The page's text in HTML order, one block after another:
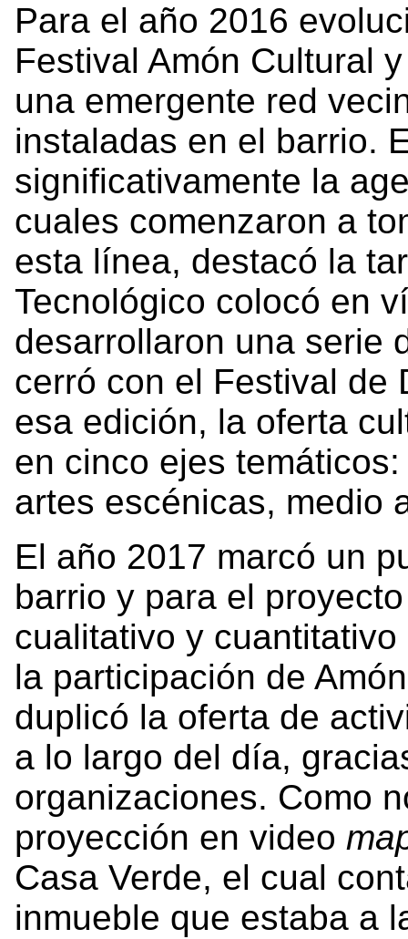
Para el año 2016
Festival Amón Cultural
una emergente red
instaladas en el barrio.
significativamente la
cuales comenzaron a
esta línea, destacó la
Tecnológico colocó en
desarrollaron una serie
cerró con el Festival de
esa edición, la oferta
en cinco ejes
artes escénicas, medio
El año 2017 marcó un
barrio y para el
cualitativo y
la participación de
duplicó la oferta de
a lo largo del día,
organizaciones. Como
proyección en video
Casa Verde, el cual
inmueble que estaba a